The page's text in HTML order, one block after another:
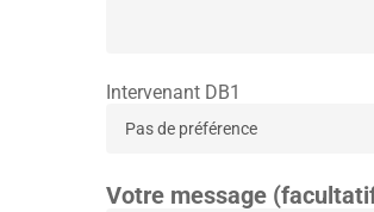
Intervenant DB1
Votre message